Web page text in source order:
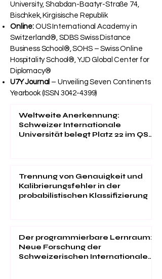
University, Shabdan-Baatyr-Straße 74,
Bischkek, Kirgisische Republik
Online:OUS International Academy in
Switzerland®, SDBS Swiss Distance
Business School®, SOHS – Swiss Online
Hospitality School®, YJD Global Center for
Diplomacy®
U7Y Journal – Unveiling Seven Continents
Yearbook (ISSN 3042-4399)
Weltweite Anerkennung:
Schweizer Internationale
Universität belegt Platz 22 im QS
Trennung von Genauigkeit und
Kalibrierungsfehler in der
probabilistischen Klassifizierung
Der programmierbare Lernraum:
Neue Forschung der
Schweizerischen Internationalen